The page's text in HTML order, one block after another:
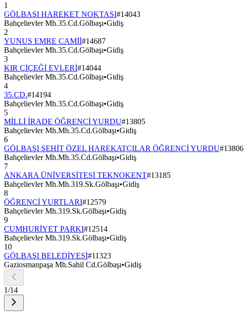
1
GÖLBAŞI HAREKET NOKTASI#14043
Bahçelievler Mh.35.Cd.Gölbaşı•Gidiş
2
YUNUS EMRE CAMİİ#14687
Bahçelievler Mh.35.Cd.Gölbaşı•Gidiş
3
KIR ÇİÇEĞİ EVLERİ#14044
Bahçelievler Mh.35.Cd.Gölbaşı•Gidiş
4
35.CD.#14194
Bahçelievler Mh.35.Cd.Gölbaşı•Gidiş
5
MİLLİ İRADE ÖĞRENCİ YURDU#13805
Bahçelievler Mh.Mh.35.Cd.Gölbaşı•Gidiş
6
GÖLBAŞI ŞEHİT ÖZEL HAREKATÇILAR ÖĞRENCİ YURDU#13806
Bahçelievler Mh.Mh.35.Cd.Gölbaşı•Gidiş
7
ANKARA ÜNİVERSİTESİ TEKNOKENT#13185
Bahçelievler Mh.Mh.319.Sk.Gölbaşı•Gidiş
8
ÖĞRENCİ YURTLARI#12579
Bahçelievler Mh.319.Sk.Gölbaşı•Gidiş
9
CUMHURİYET PARKI#12514
Bahçelievler Mh.319.Sk.Gölbaşı•Gidiş
10
GÖLBAŞI BELEDİYESİ#11323
Gaziosmanpaşa Mh.Sahil Cd.Gölbaşı•Gidiş
1/14